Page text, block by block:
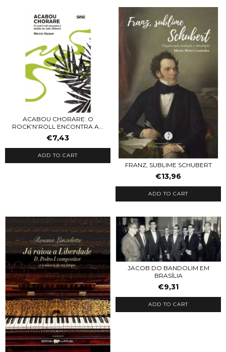
ACABOU CHORARE: O
ROCK’N’ROLL ENCONTRA A...
€7,43
FRANZ, SUBLIME SCHUBERT
€13,96
JACOB DO BANDOLIM EM
BRASÍLIA
€9,31